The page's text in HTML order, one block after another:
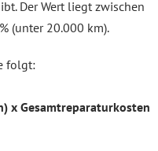
Der Wert liegt zwischen
(unter 20.000 km).
folgt:
x Gesamtreparaturkosten